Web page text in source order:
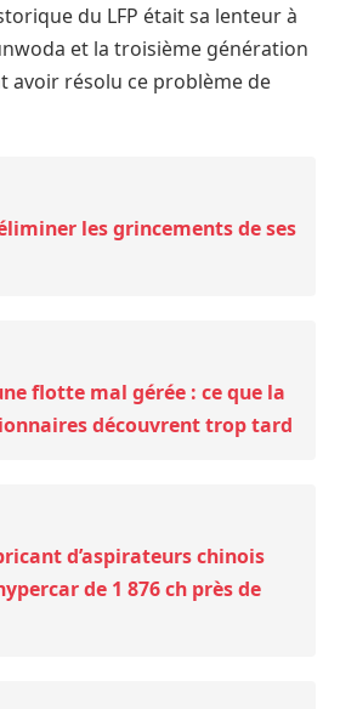
du LFP était sa lenteur à
et la troisième génération
avoir résolu ce problème de
les grincements de ses
flotte mal gérée : ce que la
découvrent trop tard
d’aspirateurs chinois
de 1 876 ch près de